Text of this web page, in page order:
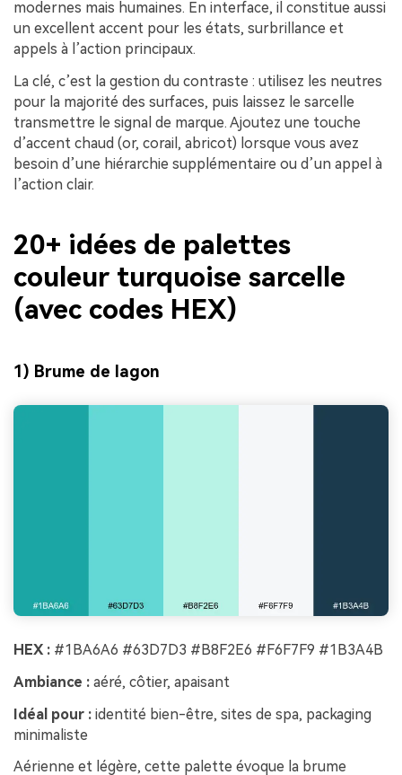
modernes mais humaines. En interface, il constitue aussi
un excellent accent pour les états, surbrillance et
appels à l’action principaux.
La clé, c’est la gestion du contraste : utilisez les neutres
pour la majorité des surfaces, puis laissez le sarcelle
transmettre le signal de marque. Ajoutez une touche
d’accent chaud (or, corail, abricot) lorsque vous avez
besoin d’une hiérarchie supplémentaire ou d’un appel à
l’action clair.
20+ idées de palettes
couleur turquoise sarcelle
(avec codes HEX)
1) Brume de lagon
HEX : #1BA6A6 #63D7D3 #B8F2E6 #F6F7F9 #1B3A4B
Ambiance : aéré, côtier, apaisant
Idéal pour : identité bien-être, sites de spa, packaging
minimaliste
Aérienne et légère, cette palette évoque la brume